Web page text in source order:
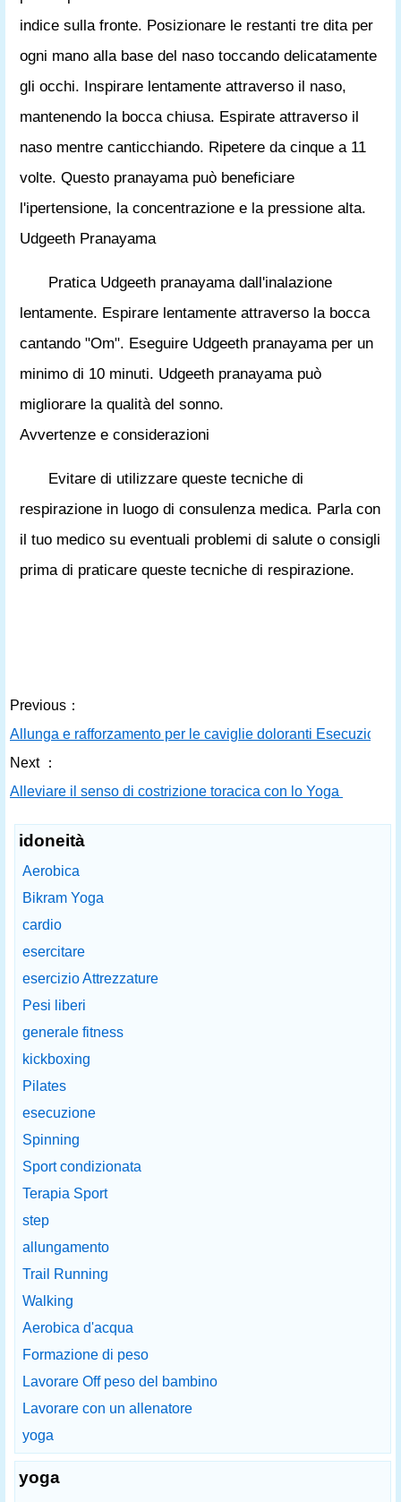
indice sulla fronte. Posizionare le restanti tre dita per
ogni mano alla base del naso toccando delicatamente
gli occhi. Inspirare lentamente attraverso il naso,
mantenendo la bocca chiusa. Espirate attraverso il
naso mentre canticchiando. Ripetere da cinque a 11
volte. Questo pranayama può beneficiare
l'ipertensione, la concentrazione e la pressione alta.
Udgeeth Pranayama
Pratica Udgeeth pranayama dall'inalazione
lentamente. Espirare lentamente attraverso la bocca
cantando "Om". Eseguire Udgeeth pranayama per un
minimo di 10 minuti. Udgeeth pranayama può
migliorare la qualità del sonno.
Avvertenze e considerazioni
Evitare di utilizzare queste tecniche di
respirazione in luogo di consulenza medica. Parla con
il tuo medico su eventuali problemi di salute o consigli
prima di praticare queste tecniche di respirazione.
Previous：
Allunga e rafforzamento per le caviglie doloranti Esecuzione
Next ：
Alleviare il senso di costrizione toracica con lo Yoga
idoneità
Aerobica
Bikram Yoga
cardio
esercitare
esercizio Attrezzature
Pesi liberi
generale fitness
kickboxing
Pilates
esecuzione
Spinning
Sport condizionata
Terapia Sport
step
allungamento
Trail Running
Walking
Aerobica d'acqua
Formazione di peso
Lavorare Off peso del bambino
Lavorare con un allenatore
yoga
yoga